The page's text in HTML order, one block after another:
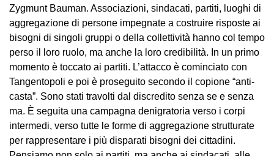
Zygmunt Bauman. Associazioni, sindacati, partiti, luoghi di
aggregazione di persone impegnate a costruire risposte ai
bisogni di singoli gruppi o della collettività hanno col tempo
perso il loro ruolo, ma anche la loro credibilità. In un primo
momento è toccato ai partiti. L’attacco è cominciato con
Tangentopoli e poi è proseguito secondo il copione “anti-
casta”. Sono stati travolti dal discredito senza se e senza
ma. È seguita una campagna denigratoria verso i corpi
intermedi, verso tutte le forme di aggregazione strutturate
per rappresentare i più disparati bisogni dei cittadini.